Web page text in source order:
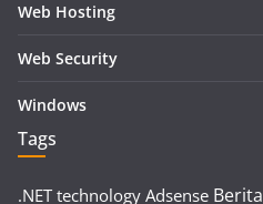
Web Hosting
Web Security
Windows
Tags
.NET technology Adsense Berita